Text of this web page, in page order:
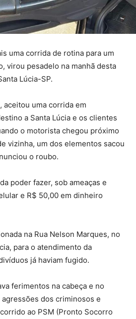
uma corrida de rotina para um
virou pesadelo na manhã desta
Lúcia-SP.
aceitou uma corrida em
a Santa Lúcia e os clientes
o motorista chegou próximo
vizinha, um dos elementos sacou
o roubo.
poder fazer, sob ameaças e
e R$ 50,00 em dinheiro
na Rua Nelson Marques, no
para o atendimento da
já haviam fugido.
ferimentos na cabeça e no
dos criminosos e
ao PSM (Pronto Socorro